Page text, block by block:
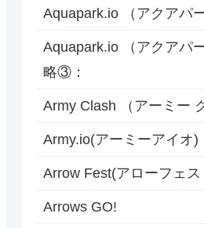
Aquapark.io （アクアパ
Aquapark.io （アクアパ
略③：
Army Clash （アーミー
Army.io(アーミーアイオ)
Arrow Fest(アローフェス
Arrows GO!